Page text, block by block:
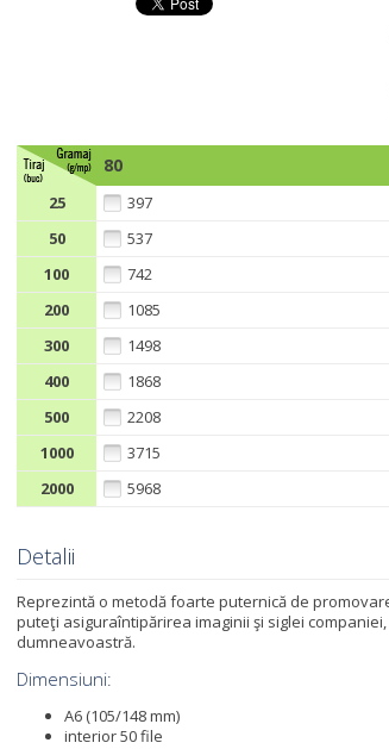
80
25
397
50
537
100
742
200
1085
300
1498
400
1868
500
2208
1000
3715
2000
5968
Detalii
Reprezintă o metodă foarte puternică de
puteţi asiguraîntipărirea imaginii şi siglei
dumneavoastră.
Dimensiuni:
A6 (105/148 mm)
interior 50 file